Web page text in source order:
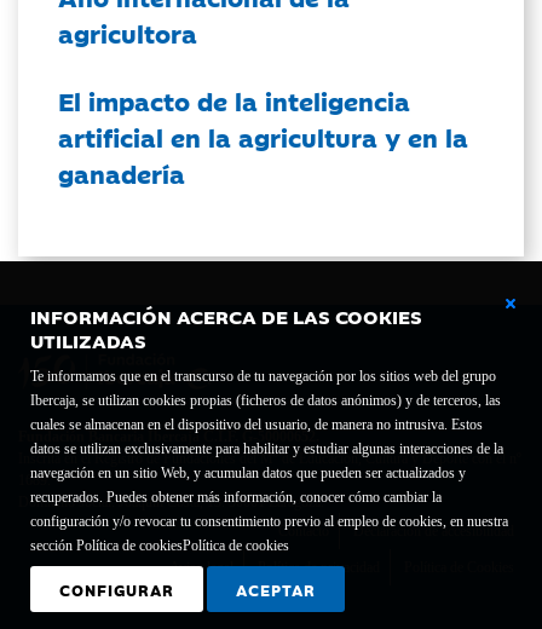
INFORMACIÓN ACERCA DE LAS COOKIES
UTILIZADAS
Te informamos que en el transcurso de tu navegación por los sitios web del grupo
Ibercaja, se utilizan cookies propias (ficheros de datos anónimos) y de terceros, las
cuales se almacenan en el dispositivo del usuario, de manera no intrusiva. Estos
datos se utilizan exclusivamente para habilitar y estudiar algunas interacciones de la
navegación en un sitio Web, y acumulan datos que pueden ser actualizados y
recuperados. Puedes obtener más información, conocer cómo cambiar la
configuración y/o revocar tu consentimiento previo al empleo de cookies, en nuestra
sección Política de cookiesPolítica de cookies
CONFIGURAR ACEPTAR
agricultora
El impacto de la inteligencia
artificial en la agricultura y en la
ganadería
Fundación Bancaria Ibercaja C.I.F. G-50000652.
Inscrita en el Registro de Fundaciones del Mº de Educación, Cultura y Deporte con el nº
1689.
Domicilio social: Joaquín Costa, 13. 50001 Zaragoza.
Contacto
Declaración de accesibilidad
Aviso legal Política de privacidad